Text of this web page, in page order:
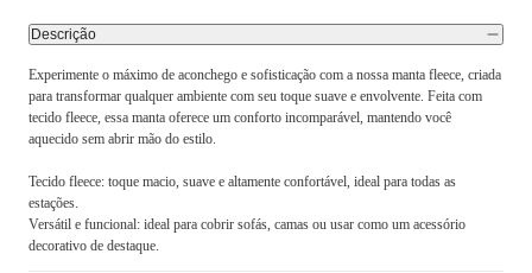
Descrição
Experimente o máximo de aconchego e sofisticação com a nossa manta fleece, criada
para transformar qualquer ambiente com seu toque suave e envolvente. Feita com
tecido fleece, essa manta oferece um conforto incomparável, mantendo você
aquecido sem abrir mão do estilo.
Tecido fleece: toque macio, suave e altamente confortável, ideal para todas as
estações.
Versátil e funcional: ideal para cobrir sofás, camas ou usar como um acessório
decorativo de destaque.